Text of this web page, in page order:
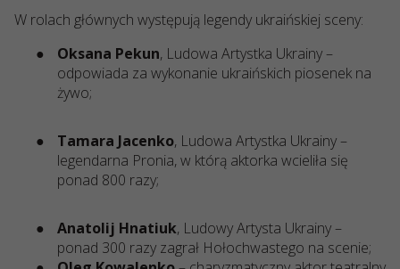
W rolach głównych występują legendy ukraińskiej sceny:
●
Oksana Pekun, Ludowa Artystka Ukrainy –
odpowiada za wykonanie ukraińskich piosenek na
żywo;
● Tamara Jacenko, Ludowa Artystka Ukrainy –
legendarna Pronia, w którą aktorka wcieliła się
ponad 800 razy;
● Anatolij Hnatiuk, Ludowy Artysta Ukrainy –
ponad 300 razy zagrał Hołochwastego na scenie;